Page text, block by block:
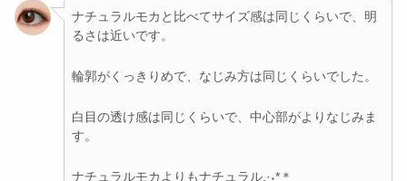
ナチュラルモカと比べてサイズ感は同じくらいで、明
るさは近いです。
輪郭がくっきりめで、なじみ方は同じくらいでした。
白目の透け感は同じくらいで、中心部がよりなじみま
す。
ナチュラルモカよりもナチュラル.·˖*＊